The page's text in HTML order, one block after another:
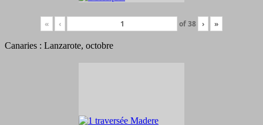
« ‹ of38 › »
Canaries : Lanzarote, octobre